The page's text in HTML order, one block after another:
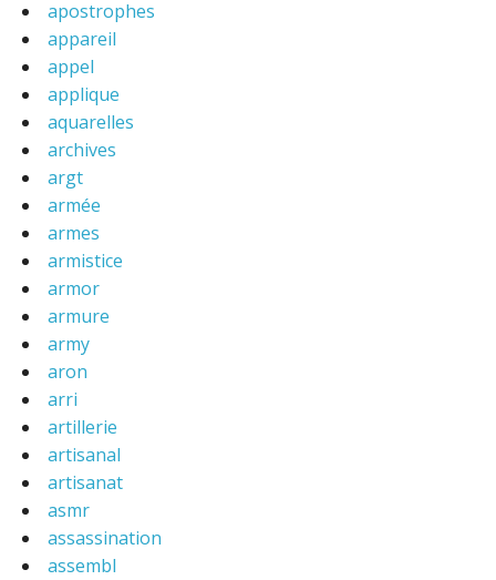
apostrophes
appareil
appel
applique
aquarelles
archives
argt
armée
armes
armistice
armor
armure
army
aron
arri
artillerie
artisanal
artisanat
asmr
assassination
assembl